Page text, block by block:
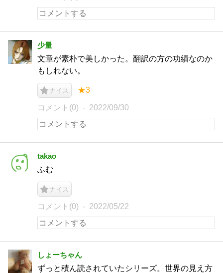
少量
文章が素朴で美しかった。翻訳の方の功績なのか
もしれない。
ナイス ★3
コメント(0) 2022/09/30
takao
ふむ
ナイス
コメント(0) 2022/05/22
しょーちゃん
ずっと積ん読されていたシリーズ。世界の見え方